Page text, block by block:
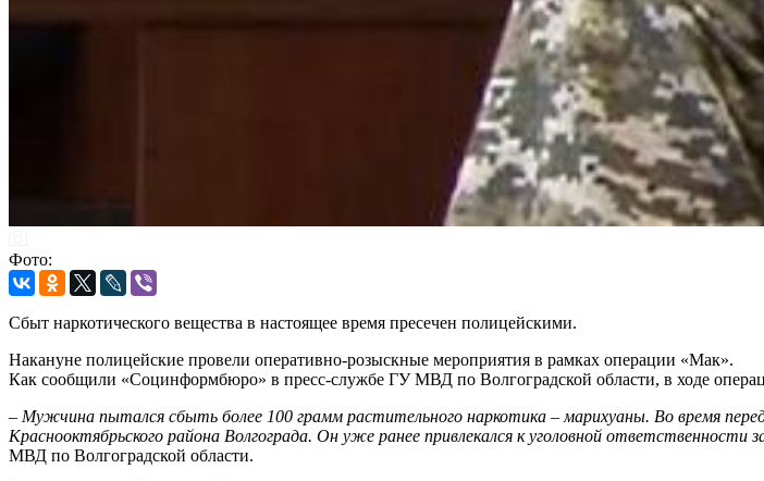
Фото:
Сбыт наркотического вещества в настоящее время пресечен полицейскими.
Накануне полицейские провели оперативно-розыскные мероприятия в рамках операции «Мак».
Как сообщили «Социнформбюро» в пресс-службе ГУ МВД по Волгоградской области, в ходе
– Мужчина пытался сбыть более 100 грамм растительного наркотика – марихуаны. Во время
Краснооктябрьского района Волгограда. Он уже ранее привлекался к уголовной ответственности
МВД по Волгоградской области.